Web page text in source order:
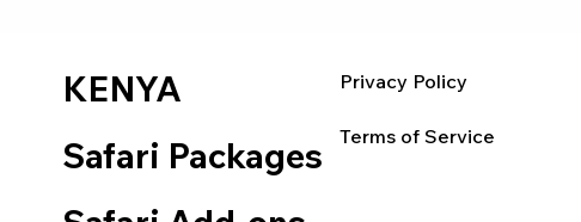
KENYA
Safari Packages
Privacy Policy
Terms of Service